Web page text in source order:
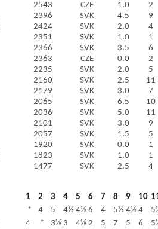
2543 CZE 1.0
2
2396 SVK 4.5
9
2424 SVK 2.0
4
2351 SVK 1.0
1
2366 SVK 3.5
6
2363 CZE 0.0
2
2235 SVK 2.0
5
2160 SVK 2.5
11
2179 SVK 3.0
7
2065 SVK 6.5
10
2036 SVK 5.0
11
2101 SVK 3.0
9
2057 SVK 1.5
5
1920 SVK 0.0
1
1823 SVK 1.0
1
1477 SVK 2.5 4
1 2 3 4 5 6 7 8 9 10
* 4 5 4½ 4½ 6 4 5½ 4½ 4
4 * 3½ 3 4½ 2 5 7 5 6